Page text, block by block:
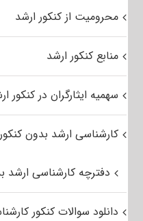
محرومیت از کنکور ارشد
منابع کنکور ارشد
سهمیه ایثارگران در کنکور
کارشناسی ارشد بدون کنکور
دفترچه کارشناسی ارشد
دانلود سوالات کنکور